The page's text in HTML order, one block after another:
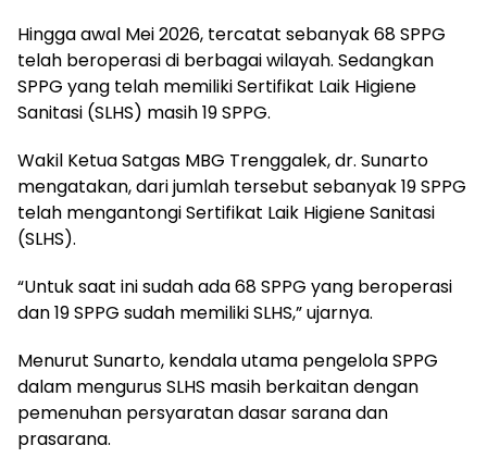
Hingga awal Mei 2026, tercatat sebanyak 68 SPPG
telah beroperasi di berbagai wilayah. Sedangkan
SPPG yang telah memiliki Sertifikat Laik Higiene
Sanitasi (SLHS) masih 19 SPPG.
Wakil Ketua Satgas MBG Trenggalek, dr. Sunarto
mengatakan, dari jumlah tersebut sebanyak 19 SPPG
telah mengantongi Sertifikat Laik Higiene Sanitasi
(SLHS).
“Untuk saat ini sudah ada 68 SPPG yang beroperasi
dan 19 SPPG sudah memiliki SLHS,” ujarnya.
Menurut Sunarto, kendala utama pengelola SPPG
dalam mengurus SLHS masih berkaitan dengan
pemenuhan persyaratan dasar sarana dan
prasarana.